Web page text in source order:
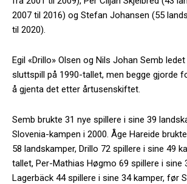
2007 til 2016) og Stefan Johansen (55
til 2020).
Egil «Drillo» Olsen og Nils Johan Semb
sluttspill på 1990-tallet, men begge gjorde
å gjenta det etter årtusenskiftet.
Semb brukte 31 nye spillere i sine 39
Slovenia-kampen i 2000. Åge Hareide
58 landskamper, Drillo 72 spillere i sine 49
tallet, Per-Mathias Høgmo 69 spillere i sine
Lagerbäck 44 spillere i sine 34 kamper, før